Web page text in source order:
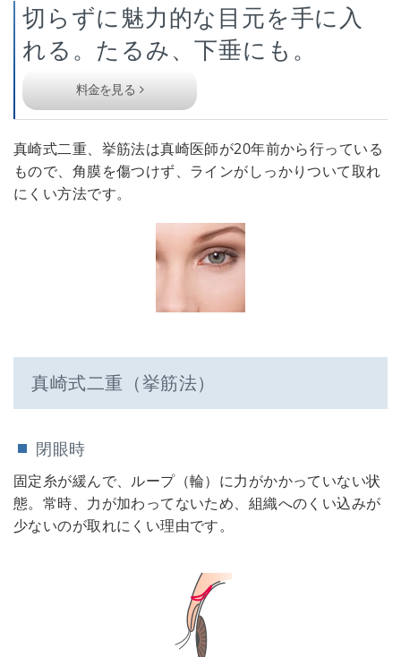
切らずに魅力的な目元を手に入
れる。たるみ、下垂にも。
料金を見る
真崎式二重、挙筋法は真崎医師が20年前から行っている
もので、角膜を傷つけず、ラインがしっかりついて取れ
にくい方法です。
真崎式二重（挙筋法）
閉眼時
固定糸が緩んで、ループ（輪）に力がかかっていない状
態。常時、力が加わってないため、組織へのくい込みが
少ないのが取れにくい理由です。